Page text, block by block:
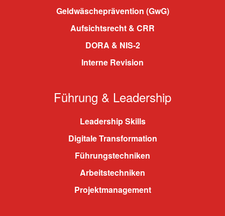
Geldwäscheprävention (GwG)
Aufsichtsrecht & CRR
DORA & NIS-2
Interne Revision
Führung & Leadership
Leadership Skills
Digitale Transformation
Führungstechniken
Arbeitstechniken
Projektmanagement